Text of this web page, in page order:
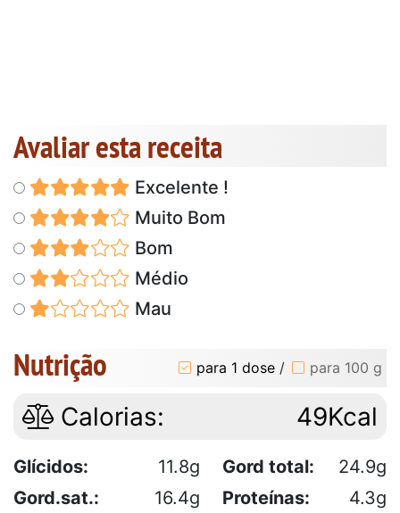
Avaliar esta receita
Excelente !
Muito Bom
Bom
Médio
Mau
Nutrição para 1 dose / para 100 g
Calorias: 49Kcal
Glícidos: 11.8g Gord total:
24.9g
Gord.sat.:
16.4g Proteínas:
4.3g